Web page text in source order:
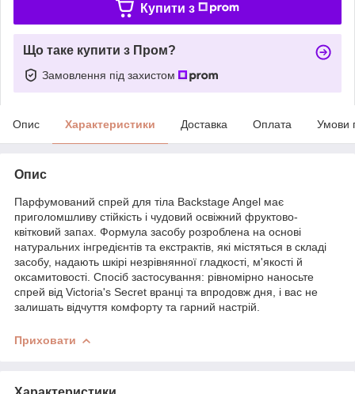
Купити з
Що таке купити з Пром?
Замовлення під захистом
Опис Характеристики Доставка Оплата Умови
Опис
Парфумований спрей для тіла Backstage Angel має
приголомшливу стійкість і чудовий освіжний фруктово-
квітковий запах. Формула засобу розроблена на основі
натуральних інгредієнтів та екстрактів, які містяться в складі
засобу, надають шкірі незрівнянної гладкості, м'якості й
оксамитовості. Спосіб застосування: рівномірно наносьте
спрей від Victoria's Secret вранці та впродовж дня, і вас не
залишать відчуття комфорту та гарний настрій.
Приховати